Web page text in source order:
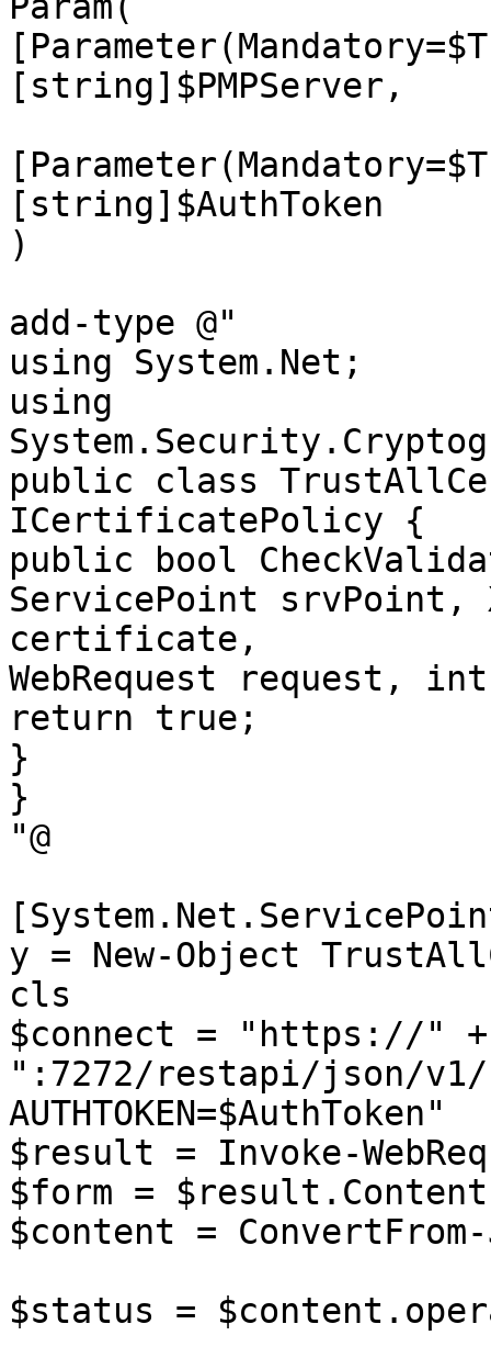
[string]$PMPServer,
[string]$AuthToken
)
add-type @"
using System.Net;
using
public class
ICertificatePolicy {
public bool
ServicePoint srvPoint,
certificate,
WebRequest request,
return true;
}
}
"@
y = New-Object
cls
$connect = "https://" +
":7272/restapi/json/v1/
AUTHTOKEN=$AuthToken"
$result = Invoke-
$form = $result.Content
$content =
$status =